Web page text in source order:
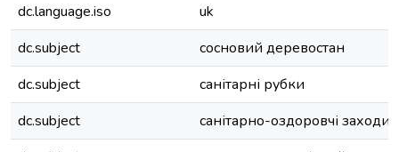
dc.language.iso
uk
dc.subject
сосновий деревостан
dc.subject
санітарні рубки
dc.subject
санітарно-оздоровчі заходи